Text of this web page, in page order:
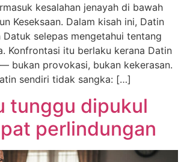
kesalahan jenayah di bawah
Keseksaan. Dalam kisah ini, Datin
selepas mengetahui tentang
Konfrontasi itu berlaku kerana Datin
bukan provokasi, bukan kekerasan.
sendiri tidak sangka: […]
tunggu dipukul
perlindungan